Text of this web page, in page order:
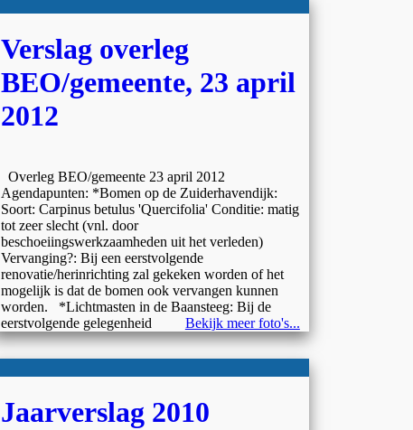
Verslag overleg
BEO/gemeente, 23 april
2012
Overleg BEO/gemeente 23 april 2012
Agendapunten: *Bomen op de Zuiderhavendijk:
Soort: Carpinus betulus 'Quercifolia' Conditie: matig
tot zeer slecht (vnl. door
beschoeiingswerkzaamheden uit het verleden)
Vervanging?: Bij een eerstvolgende
renovatie/herinrichting zal gekeken worden of het
mogelijk is dat de bomen ook vervangen kunnen
worden. *Lichtmasten in de Baansteeg: Bij de
eerstvolgende gelegenheid
Bekijk meer foto's...
Jaarverslag 2010